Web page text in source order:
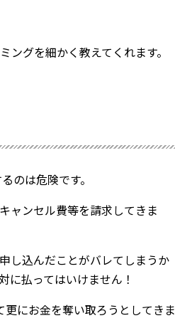
グを細かく教えてくれます。
のは危険です。
ャンセル費等を請求してきま
し込んだことがバレてしまうか
に払ってはいけません！
にお金を奪い取ろうとしてきま